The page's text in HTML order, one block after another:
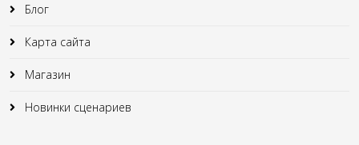
Блог
Карта сайта
Магазин
Новинки сценариев